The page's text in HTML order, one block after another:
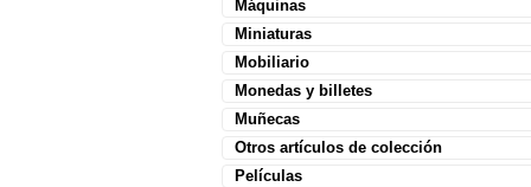
Máquinas
Miniaturas
Mobiliario
Monedas y billetes
Muñecas
Otros artículos de colección
Películas